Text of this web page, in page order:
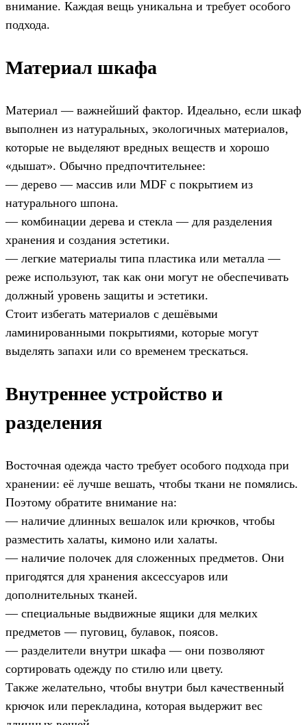
внимание. Каждая вещь уникальна и требует особого
подхода.
Материал шкафа
Материал — важнейший фактор. Идеально, если шкаф
выполнен из натуральных, экологичных материалов,
которые не выделяют вредных веществ и хорошо
«дышат». Обычно предпочтительнее:
— дерево — массив или MDF с покрытием из
натурального шпона.
— комбинации дерева и стекла — для разделения
хранения и создания эстетики.
— легкие материалы типа пластика или металла —
реже используют, так как они могут не обеспечивать
должный уровень защиты и эстетики.
Стоит избегать материалов с дешёвыми
ламинированными покрытиями, которые могут
выделять запахи или со временем трескаться.
Внутреннее устройство и
разделения
Восточная одежда часто требует особого подхода при
хранении: её лучше вешать, чтобы ткани не помялись.
Поэтому обратите внимание на:
— наличие длинных вешалок или крючков, чтобы
разместить халаты, кимоно или халаты.
— наличие полочек для сложенных предметов. Они
пригодятся для хранения аксессуаров или
дополнительных тканей.
— специальные выдвижные ящики для мелких
предметов — пуговиц, булавок, поясов.
— разделители внутри шкафа — они позволяют
сортировать одежду по стилю или цвету.
Также желательно, чтобы внутри был качественный
крючок или перекладина, которая выдержит вес